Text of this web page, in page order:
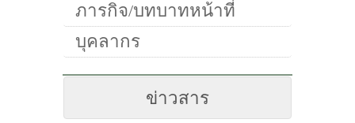
ภารกิจ/บทบาทหน้าที่
บุคลากร
ข่าวสาร